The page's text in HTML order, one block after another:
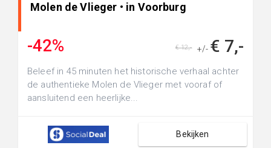
Molen de Vlieger • in Voorburg
-42% +/- € 7,-
€ 12,-
Beleef in 45 minuten het historische verhaal achter
de authentieke Molen de Vlieger met vooraf of
aansluitend een heerlijke...
Bekijken